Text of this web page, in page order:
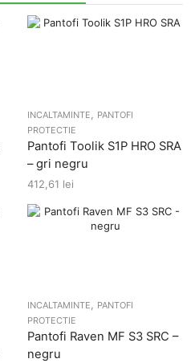
INCALTAMINTE, PANTOFI
PROTECTIE
Pantofi Toolik S1P HRO SRA
– gri negru
412,61 lei
INCALTAMINTE, PANTOFI
PROTECTIE
Pantofi Raven MF S3 SRC –
negru